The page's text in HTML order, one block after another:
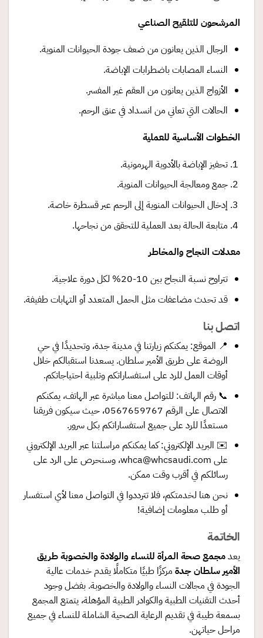
المرشحون للتلقيح الصناعي
الرجال الذين يعانون من ضعف جودة الحيوانات المنوية.
النساء المصابات باضطرابات الإباضة.
الأزواج الذين يعانون من العقم غير المفسر.
الحالات التي تعاني من انسداد في عنق الرحم.
الخطوات الأساسية للعملية
تحفيز الإباضة بالأدوية الهرمونية.
جمع ومعالجة الحيوانات المنوية.
إدخال الحيوانات المنوية إلى الرحم عبر قسطرة خاصة.
متابعة الحالة بعد العملية للتحقق من نجاحها.
معدلات النجاح والمخاطر
تتراوح نسبة النجاح بين 10-20% لكل دورة علاجية.
قد تحدث مضاعفات مثل الحمل المتعدد أو التهابات طفيفة.
اتصل بنا
📍 الموقع: يمكنكم زيارتنا في مدينة جدة، وتحديدًا في حي
الروضة على طريق الأمير سلطان. يسعدنا استقبالكم خلال
أوقات العمل للرد على استفساراتكم وتلبية احتياجاتكم.
📞 رقم الهاتف: للتواصل معنا مباشرة عبر الهاتف، يمكنكم
الاتصال على الرقم 0567659767، حيث سيكون فريقنا
مستعدًا للرد على جميع استفساراتكم بكل سرور.
✉️ البريد الإلكتروني: كما يمكنكم مراسلتنا عبر البريد الإلكتروني
على whca@whcsaudi.com، وسنحرص على الرد على
رسائلكم في أقرب وقت ممكن.
نحن هنا لخدمتكم، فلا تترددوا في التواصل معنا لأي استفسار
أو طلب معلومات إضافية!
الخاتمة
يعدمجمع صحة المرأة للنساء والولادة والخصوبة طريق
الأمير سلطان جدة مركزًا طبيًا متكاملًا يقدم خدمات عالية
الجودة في مجالات النساء والولادة والخصوبة. بفضل وجود
أحدث التقنيات الطبية والكوادر الطبية المؤهلة، يتمتع المجمع
بسمعة طيبة في تقديم الرعاية الصحية الشاملة للنساء في جميع
مراحل حياتهن.